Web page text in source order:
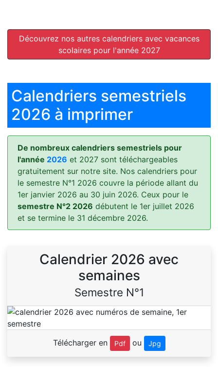
Découvrez nos autres calendriers avec vacances
scolaires pour l'année 2027
Calendriers semestriels
2026 à imprimer
De nombreux calendriers semestriels pour
l'année 2026 et 2027 sont téléchargeables
gratuitement sur notre site. Nos calendriers pour
le semestre N°1 2026 couvre la période allant du
1er janvier 2026 au 30 juin 2026. Ceux pour le
semestre N°2 2026 débutent le 1er juillet 2026
et se termine le 31 décembre 2026.
Calendrier 2026 avec
semaines
Semestre N°1
Télécharger en Pdf ou Jpg